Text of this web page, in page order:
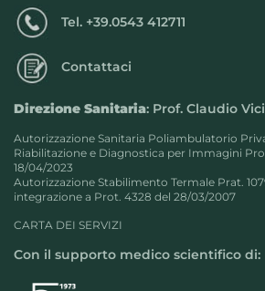
Tel. +39.0543 412711
Contattaci
Direzione Sanitaria: Prof. Claudio
Autorizzazione Sanitaria Poliambulatorio
Riabilitazione e Diagnostica per Immagini
18/04/2023
Autorizzazione Stabilimento Termale Prat.
integrazione a Prot. 4328 del 28/03/2007
CARTA DEI SERVIZI
Con il supporto medico scientifico di: